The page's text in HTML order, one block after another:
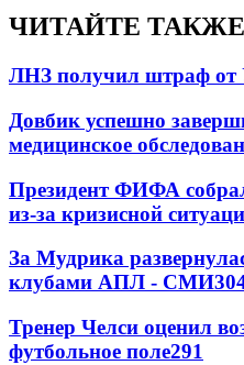
ЧИТАЙТЕ ТАКЖЕ
ЛНЗ получил штраф
Довбик успешно
медицинское
Президент ФИФА
из-за кризисной
За Мудрика
клубами АПЛ - СМИ
Тренер Челси оценил
футбольное поле291